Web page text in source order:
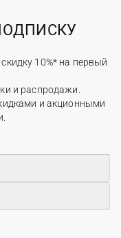
10%* на первый
и распродажи.
и акционными